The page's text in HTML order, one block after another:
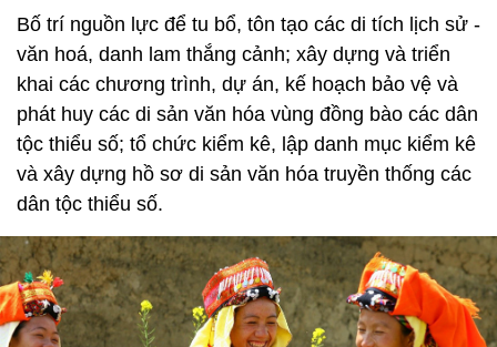
Bố trí nguồn lực để tu bổ, tôn tạo các di tích lịch sử -
văn hoá, danh lam thắng cảnh; xây dựng và triển
khai các chương trình, dự án, kế hoạch bảo vệ và
phát huy các di sản văn hóa vùng đồng bào các dân
tộc thiểu số; tổ chức kiểm kê, lập danh mục kiểm kê
và xây dựng hồ sơ di sản văn hóa truyền thống các
dân tộc thiểu số.